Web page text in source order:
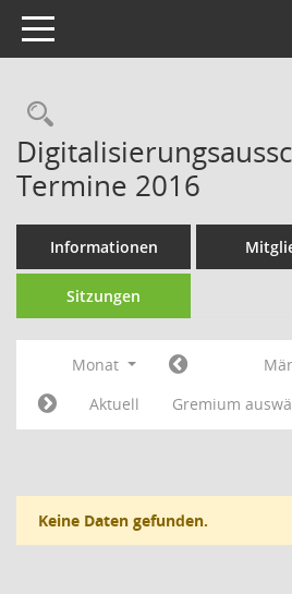
Toggle navigation
Rechercheauswahl
Termine 2016
Informationen
Sitzungen
Monat
Aktuell
Gremium
Keine Daten gefunden.